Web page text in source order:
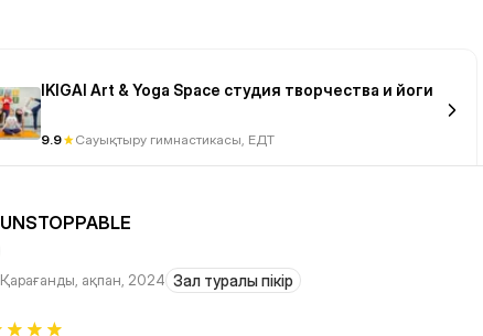
IKIGAI Art & Yoga Space студия творчества и йоги
9.9 Сауықтыру гимнастикасы, ЕДТ
UNSTOPPABLE
Қарағанды, ақпан, 2024 Зал туралы пікір